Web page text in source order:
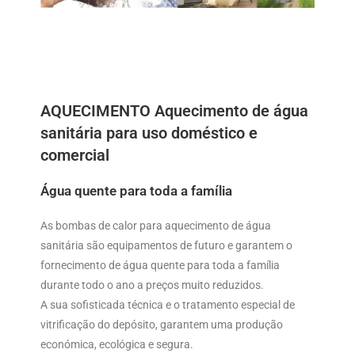
AQUECIMENTO Aquecimento de água
sanitária para uso doméstico e
comercial
Água quente para toda a família
As bombas de calor para aquecimento de água
sanitária são equipamentos de futuro e garantem o
fornecimento de água quente para toda a família
durante todo o ano a preços muito reduzidos.
A sua sofisticada técnica e o tratamento especial de
vitrificação do depósito, garantem uma produção
económica, ecológica e segura.